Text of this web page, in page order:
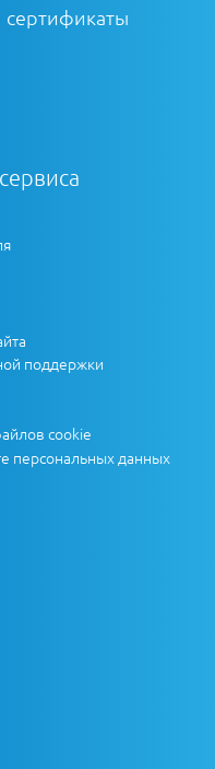
сертификаты
поддержки
cookie
персональных данных